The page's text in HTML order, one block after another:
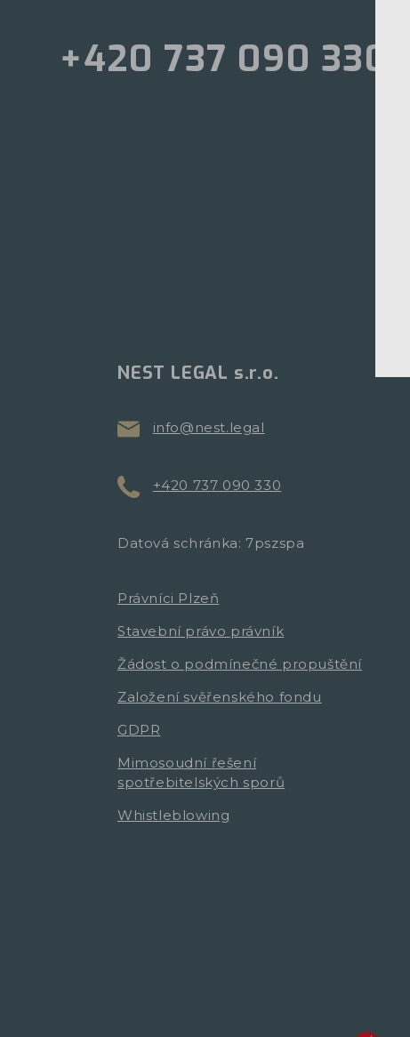
+420 737 090 330
NEST LEGAL s.r.o.
info@nest.legal
+420 737 090 330
Datová schránka: 7pszspa
Právníci Plzeň
Stavební právo právník
Žádost o podmínečné propuštění
Založení svěřenského fondu
GDPR
Mimosoudní řešení
spotřebitelských sporů
Whistleblowing